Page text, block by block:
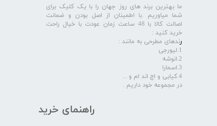
راهنمای خرید
ما بهترین برند های روز جهان را با یک کلیک برای
شما میاوریم .با اطمینان از اصل بودن و ضمانت
اصالت کالا با 48 ساعت زمان عودت با خیال راحت
خرید کنید :
رندهای مطرحی به مانند :
1.لیورجی
2.انوشه
3.اسمارا
4.کیابی و اچ اند ام و ...
در مجموعه خود داریم .​​​​​​​